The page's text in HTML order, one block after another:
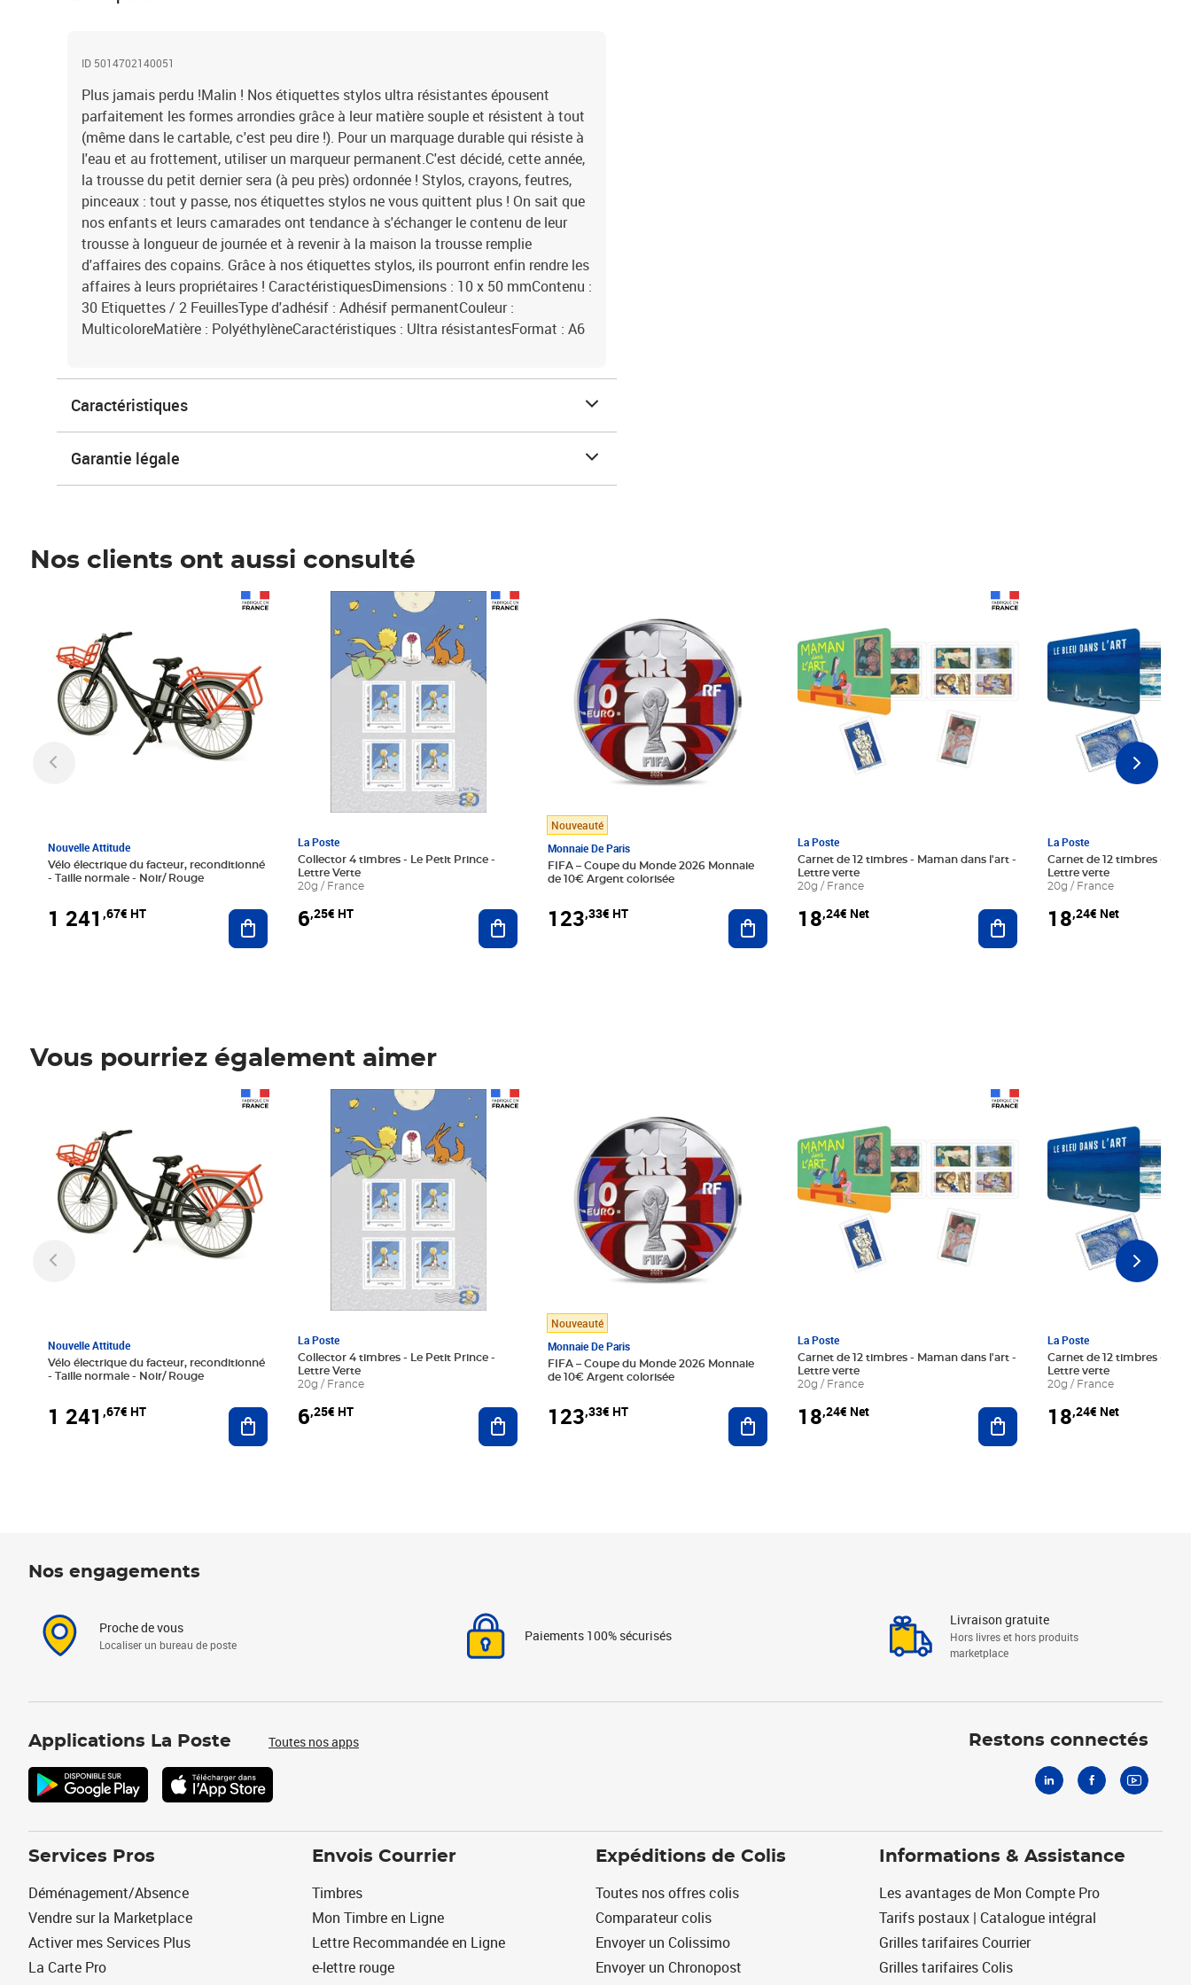
ID 5014702140051
Plus jamais perdu !Malin ! Nos étiquettes stylos ultra résistantes épousent
parfaitement les formes arrondies grâce à leur matière souple et résistent à tout
(même dans le cartable, c'est peu dire !). Pour un marquage durable qui résiste à
l'eau et au frottement, utiliser un marqueur permanent.C'est décidé, cette année,
la trousse du petit dernier sera (à peu près) ordonnée ! Stylos, crayons, feutres,
pinceaux : tout y passe, nos étiquettes stylos ne vous quittent plus ! On sait que
nos enfants et leurs camarades ont tendance à s'échanger le contenu de leur
trousse à longueur de journée et à revenir à la maison la trousse remplie
d'affaires des copains. Grâce à nos étiquettes stylos, ils pourront enfin rendre les
affaires à leurs propriétaires ! CaractéristiquesDimensions : 10 x 50 mmContenu :
30 Etiquettes / 2 FeuillesType d'adhésif : Adhésif permanentCouleur :
MulticoloreMatière : PolyéthylèneCaractéristiques : Ultra résistantesFormat : A6
Caractéristiques
Garantie légale
Nos clients ont aussi consulté
Nouvelle Attitude
Vélo électrique du facteur, reconditionné
- Taille normale - Noir/ Rouge
1 241 ,67€ HT Ajouter au panier
La Poste
Collector 4 timbres - Le Petit Prince -
Lettre Verte
20g / France
6,25€ HT
Prix 6,25€ HT
Ajouter au panier
Nouveauté
Monnaie De Paris
FIFA – Coupe du Monde 2026 Monnaie
de 10€ Argent colorisée
123,33€ HT Ajouter au panier
La Poste
Carnet de 12 timbres - Maman dans l'art -
Lettre verte
20g / France
18,24€ Net Ajouter au panier
La Poste
Carnet de 12 timbres - Le
Lettre verte
20g / France
18,24€ Net
Vous pourriez également aimer
Nouvelle Attitude
Vélo électrique du facteur, reconditionné
- Taille normale - Noir/ Rouge
1 241 ,67€ HT Ajouter au panier
La Poste
Collector 4 timbres - Le Petit Prince -
Lettre Verte
20g / France
6,25€ HT
Prix 6,25€ HT
Ajouter au panier
Nouveauté
Monnaie De Paris
FIFA – Coupe du Monde 2026 Monnaie
de 10€ Argent colorisée
123,33€ HT Ajouter au panier
La Poste
Carnet de 12 timbres - Maman dans l'art -
Lettre verte
20g / France
18,24€ Net Ajouter au panier
La Poste
Carnet de 12 timbres - Le
Lettre verte
20g / France
18,24€ Net
Nos engagements
Proche de vous
Localiser un bureau de poste
Paiements 100% sécurisés
Livraison gratuite
Hors livres et hors produits
marketplace
Applications La Poste Toutes nos apps Restons connectés
Services Pros
Déménagement/Absence
Vendre sur la Marketplace
Activer mes Services Plus
La Carte Pro
Envois Courrier
Timbres
Mon Timbre en Ligne
Lettre Recommandée en Ligne
e-lettre rouge
Expéditions de Colis
Toutes nos offres colis
Comparateur colis
Envoyer un Colissimo
Envoyer un Chronopost
Informations & Assistance
Les avantages de Mon Compte Pro
Tarifs postaux | Catalogue intégral
Grilles tarifaires Courrier
Grilles tarifaires Colis